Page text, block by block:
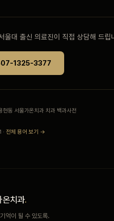
울대 출신 의료진이 직접 상담해 드립
1325-3377
동 서울가온치과 치과 백과사전
· 전체 용어 보기 →
온치과.
억이 될 수 있도록.